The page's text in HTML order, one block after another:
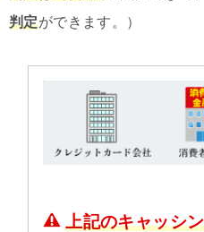
判定ができます。）
上記のキャッシ